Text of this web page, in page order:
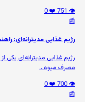
👁️ 751
❤️ 0
📰
رژیم غذایی مدیترانه‌ای:
رژیم غذایی مدیترانه‌ای یکی
مصرف میوه‌...
👁️ 700
❤️ 0
📰